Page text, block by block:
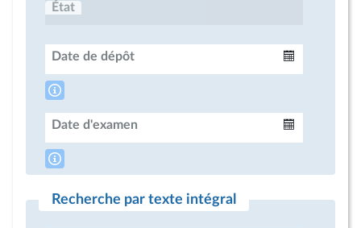
État
Date de dépôt
Date d'examen
Recherche par texte intégral